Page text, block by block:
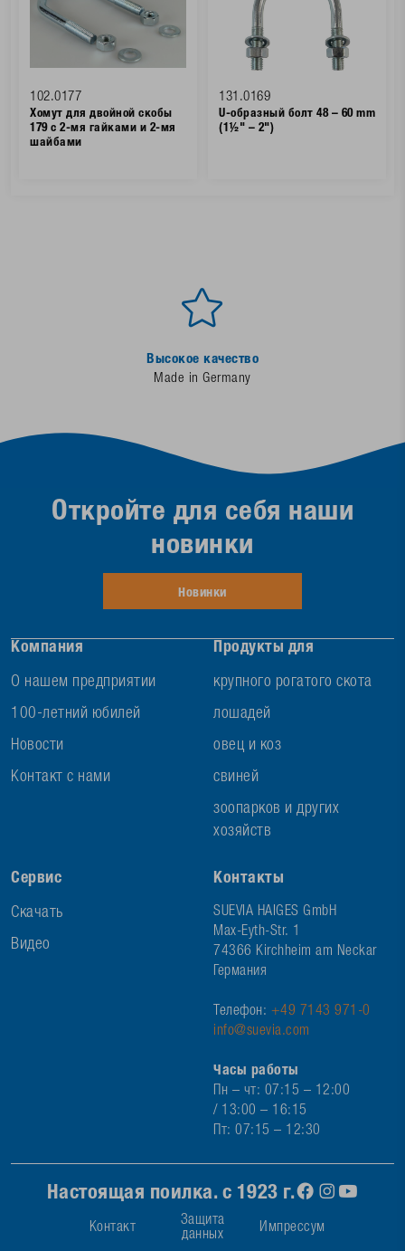
102.0177
Хомут для двойной скобы
179 с 2-мя гайками и 2-мя
шайбами
131.0169
U-образный болт 48 – 60 mm
(1½" – 2")
Высокое качество
Made in Germany
Компания
О нашем предприятии
100-летний юбилей
Новости
Контакт с нами
Продукты для
крупного рогатого скота
лошадей
овец и коз
свиней
зоопарков и других
хозяйств
Сервис
Скачать
Видео
Контакты
SUEVIA HAIGES GmbH
Max-Eyth-Str. 1
74366 Kirchheim am Neckar
Германия
Телефон: +49 7143 971-0
info@suevia.com
Часы работы
Пн – чт: 07:15 – 12:00
/ 13:00 – 16:15
Пт: 07:15 – 12:30
Откройте для себя наши
новинки
Новинки
Настоящая поилка. с 1923 г.
Контакт
Защита
данных
Импрессум